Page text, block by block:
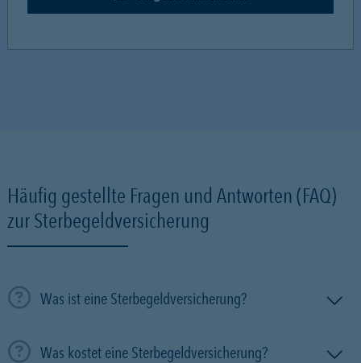
Häufig gestellte Fragen und Antworten (FAQ)
zur Sterbegeldversicherung
Was ist eine Sterbegeldversicherung?
Was kostet eine Sterbegeldversicherung?